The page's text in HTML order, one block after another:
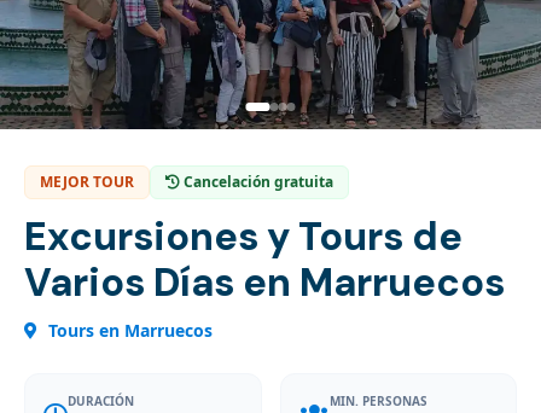
MEJOR TOUR Cancelación gratuita
Excursiones y Tours de
Varios Días en Marruecos
Tours en Marruecos
DURACIÓN MIN. PERSONAS